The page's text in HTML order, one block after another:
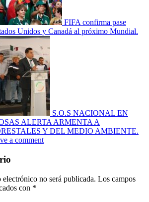
FIFA confirma pase
Unidos y Canadá al próximo Mundial.
S.O.S NACIONAL EN
ALERTA ARMENTA A
Y DEL MEDIO AMBIENTE.
a comment
no será publicada. Los campos
con *